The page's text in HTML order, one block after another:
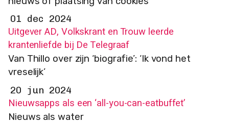
01 dec 2024
Uitgever AD, Volkskrant en Trouw leerde
krantenliefde bij De Telegraaf
Van Thillo over zijn ‘biografie’: ‘Ik vond het
vreselijk’
20 jun 2024
Nieuwsapps als een ‘all-you-can-eatbuffet’
Nieuws als water